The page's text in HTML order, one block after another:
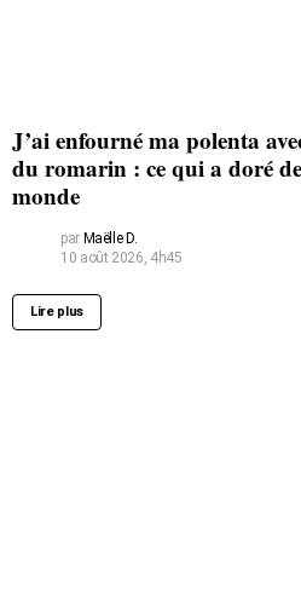
J’ai enfourné ma polenta
du romarin : ce qui a doré
monde
par Maëlle D.
10 août 2026, 4h45
Lire plus